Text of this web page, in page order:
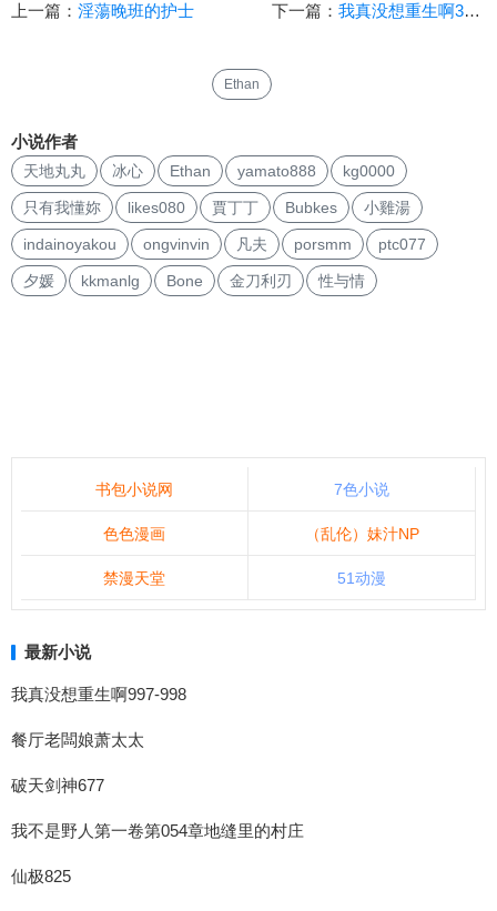
上一篇： 淫蕩晚班的护士 下一篇：我真没想重生啊381-382
Ethan
小说作者
天地丸丸 冰心 Ethan yamato888 kg0000
只有我懂妳 likes080 賈丁丁 Bubkes 小雞湯
indainoyakou ongvinvin 凡夫 porsmm ptc077
夕媛 kkmanlg Bone 金刀利刃 性与情
书包小说网 7色小说
色色漫画 （乱伦）妹汁NP
禁漫天堂 51动漫
最新小说
我真没想重生啊997-998
餐厅老闆娘萧太太
破天剑神677
我不是野人第一卷第054章地缝里的村庄
仙极825